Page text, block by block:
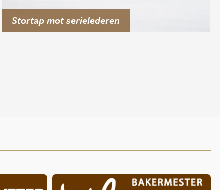
Stortap mot serielederen